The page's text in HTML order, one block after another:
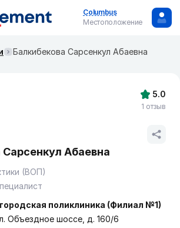
Columbus
Местоположение
Балкибекова Сарсенкул Абаевна
Сарсенкул Абаевна
(ВОП)
поликлиника (Филиал №1)
Объездное шоссе, д. 160/6
5.0
1 отзыв